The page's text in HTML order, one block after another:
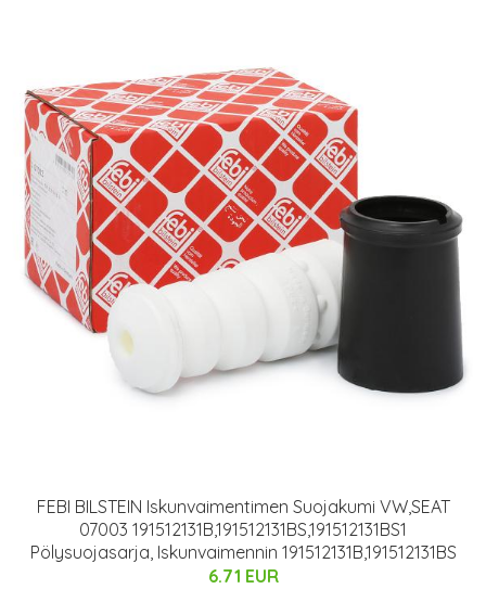
FEBI BILSTEIN Iskunvaimentimen Suojakumi VW,SEAT
07003 191512131B,191512131BS,191512131BS1
Pölysuojasarja, Iskunvaimennin 191512131B,191512131BS
6.71 EUR